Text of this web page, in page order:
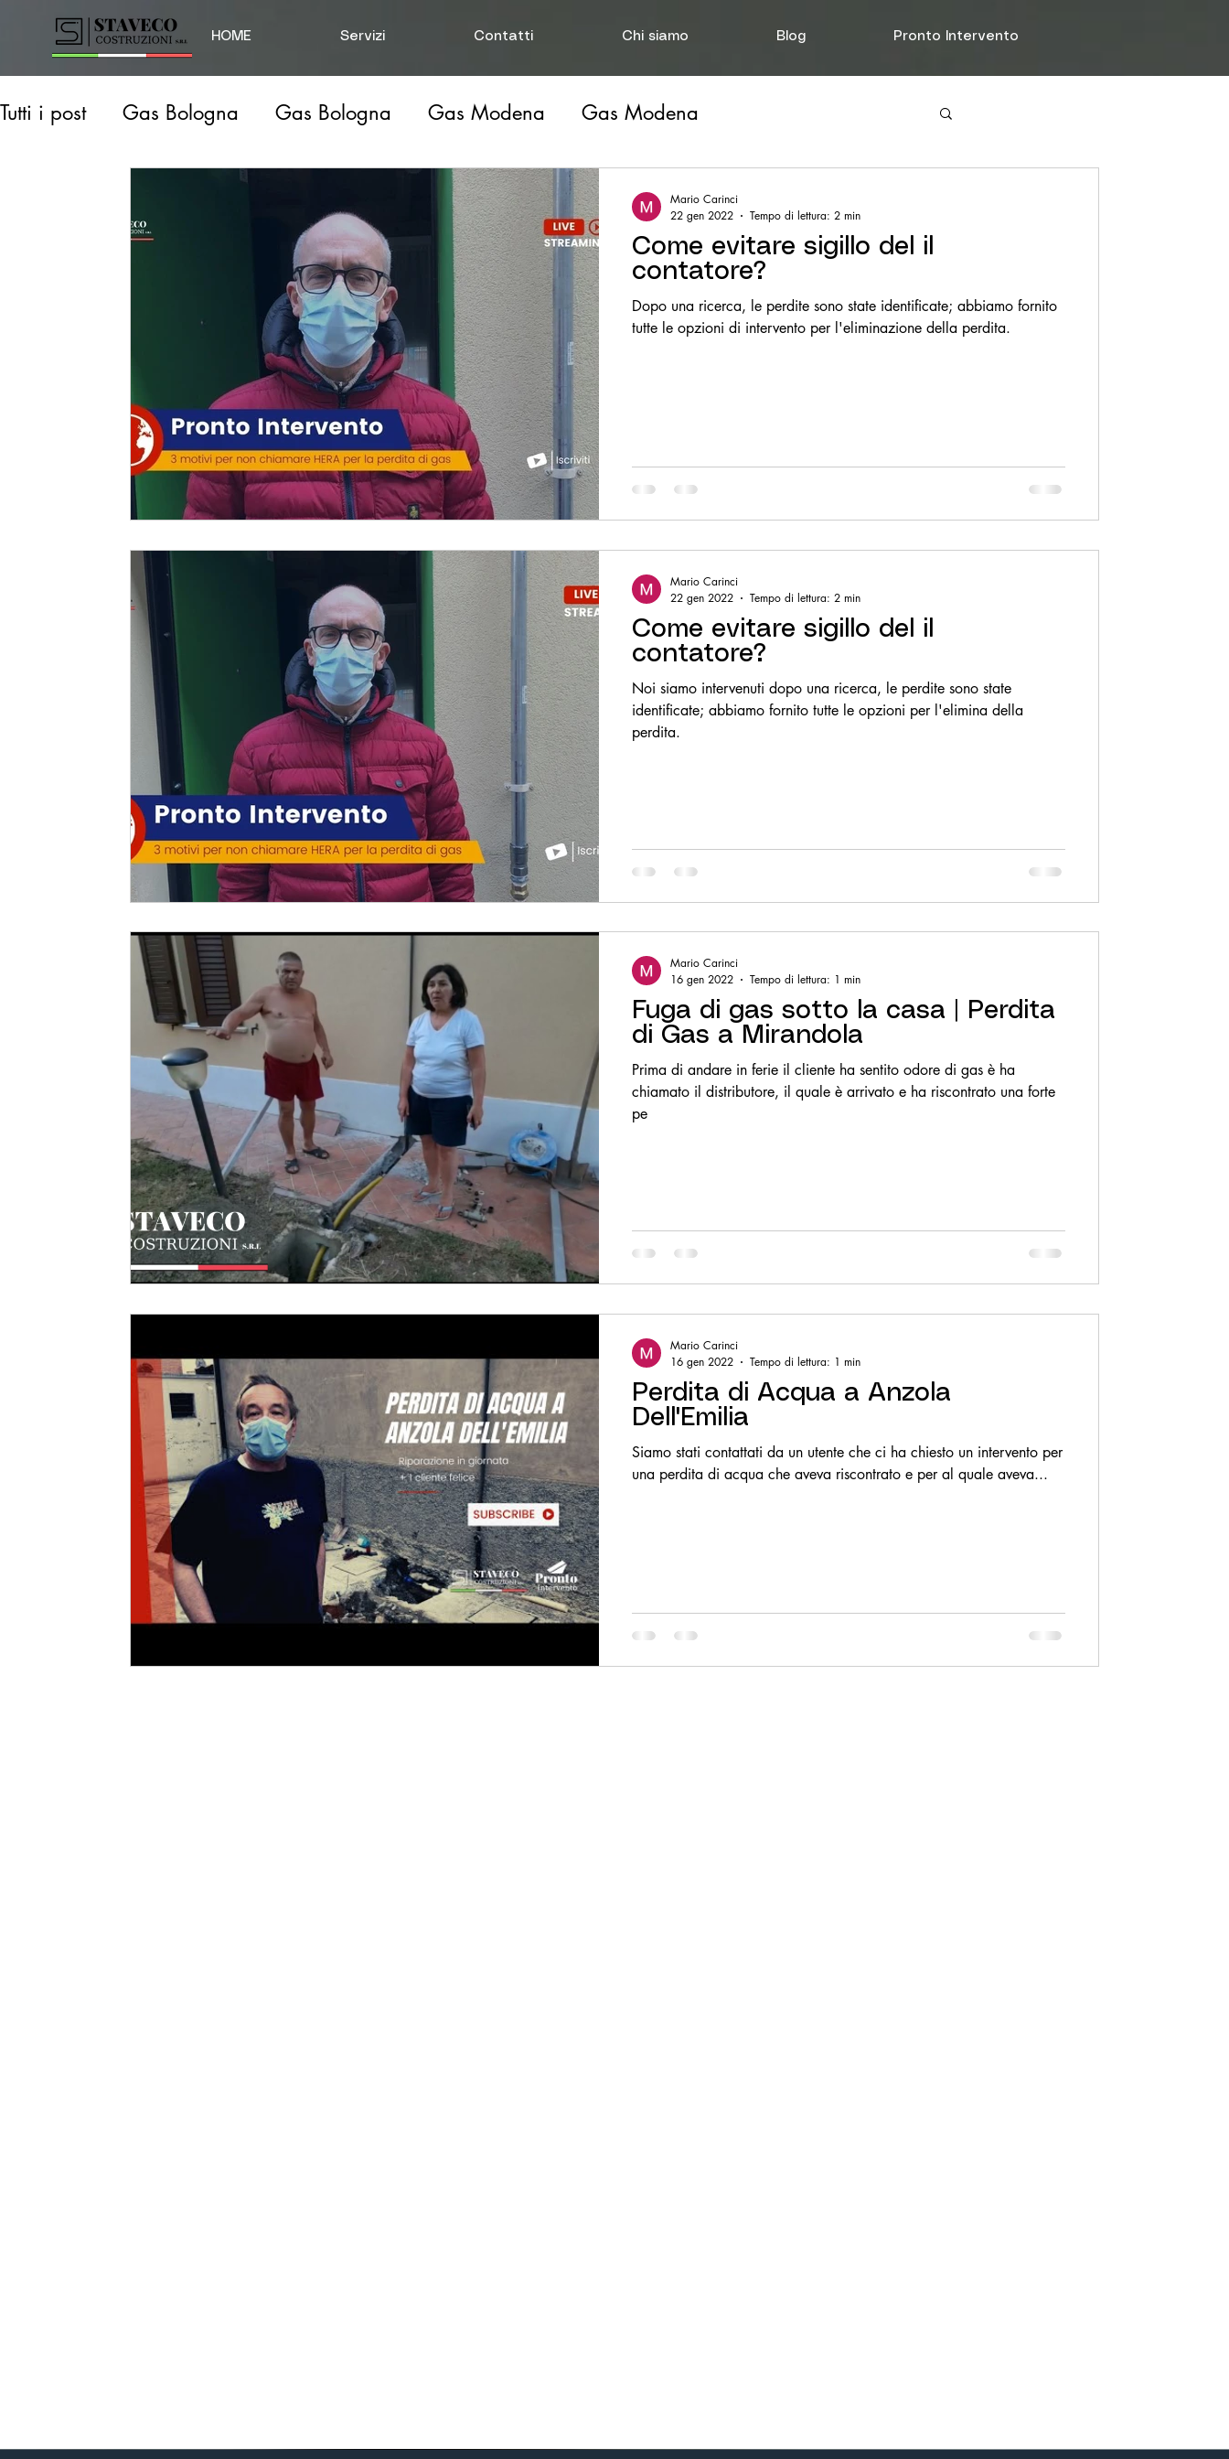
HOME Servizi Contatti Chi siamo Blog Pronto Intervento
Tutti i post Gas Bologna Gas Bologna Gas Modena Gas Modena
Disostruzione Scarichi Disostruzione Scarichi
Come evitare sigillo del il
contatore?
Dopo una ricerca, le perdite sono state identificate; abbiamo fornito
tutte le opzioni di intervento per l'eliminazione della perdita.
Mario Carinci
22 gen 2022
Tempo di lettura: 2 min
Come evitare sigillo del il
contatore?
Noi siamo intervenuti dopo una ricerca, le perdite sono state
identificate; abbiamo fornito tutte le opzioni per l'elimina della
perdita.
Mario Carinci
22 gen 2022
Tempo di lettura: 2 min
Fuga di gas sotto la casa | Perdita
di Gas a Mirandola
Prima di andare in ferie il cliente ha sentito odore di gas è ha
chiamato il distributore, il quale è arrivato e ha riscontrato una forte
pe
Mario Carinci
16 gen 2022
Tempo di lettura: 1 min
Perdita di Acqua a Anzola
Dell'Emilia
Siamo stati contattati da un utente che ci ha chiesto un intervento per
una perdita di acqua che aveva riscontrato e per al quale aveva...
Mario Carinci
16 gen 2022
Tempo di lettura: 1 min